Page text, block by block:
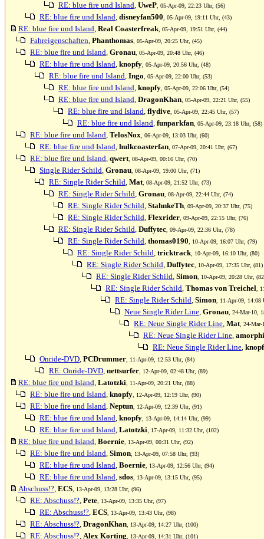
RE: blue fire und Island, UweP , 05-Apr-09, 22:23 Uhr, (56)
RE: blue fire und Island, disneyfan500 , 05-Apr-09, 19:11 Uhr, (43)
RE: blue fire und Island, Real Coasterfreak , 05-Apr-09, 19:51 Uhr, (44)
Fahreigenschaften, Phanthomas , 05-Apr-09, 20:25 Uhr, (45)
RE: blue fire und Island, Gronau , 05-Apr-09, 20:48 Uhr, (46)
RE: blue fire und Island, knopfy , 05-Apr-09, 20:56 Uhr, (48)
RE: blue fire und Island, Ingo , 05-Apr-09, 22:00 Uhr, (53)
RE: blue fire und Island, knopfy , 05-Apr-09, 22:06 Uhr, (54)
RE: blue fire und Island, DragonKhan , 05-Apr-09, 22:21 Uhr, (55)
RE: blue fire und Island, flydive , 05-Apr-09, 22:45 Uhr, (57)
RE: blue fire und Island, funparkfan , 05-Apr-09, 23:18 Uhr, (58)
RE: blue fire und Island, TelosNox , 06-Apr-09, 13:03 Uhr, (60)
RE: blue fire und Island, hulkcoasterfan , 07-Apr-09, 20:41 Uhr, (67)
RE: blue fire und Island, qwert , 08-Apr-09, 00:16 Uhr, (70)
Single Rider Schild, Gronau , 08-Apr-09, 19:00 Uhr, (71)
RE: Single Rider Schild, Mat , 08-Apr-09, 21:52 Uhr, (73)
RE: Single Rider Schild, Gronau , 08-Apr-09, 22:44 Uhr, (74)
RE: Single Rider Schild, StahnkeTh , 09-Apr-09, 20:37 Uhr, (75)
RE: Single Rider Schild, Flexrider , 09-Apr-09, 22:15 Uhr, (76)
RE: Single Rider Schild, Duffytec , 09-Apr-09, 22:36 Uhr, (78)
RE: Single Rider Schild, thomas0190 , 10-Apr-09, 16:07 Uhr, (79)
RE: Single Rider Schild, tricktrack , 10-Apr-09, 16:10 Uhr, (80)
RE: Single Rider Schild, Duffytec , 10-Apr-09, 17:35 Uhr, (81)
RE: Single Rider Schild, Simon , 10-Apr-09, 20:28 Uhr,
RE: Single Rider Schild, Thomas von Treichel ,
RE: Single Rider Schild, Simon , 11-Apr-09, 14:08
Neue Single Rider Line, Gronau , 24-Mar-10,
RE: Neue Single Rider Line, Mat , 24-
RE: Neue Single Rider Line,
RE: Neue Single Rider Line,
Onride-DVD, PCDrummer , 11-Apr-09, 12:53 Uhr, (84)
RE: Onride-DVD, nettsurfer , 12-Apr-09, 02:48 Uhr, (89)
RE: blue fire und Island, Latotzki , 11-Apr-09, 20:21 Uhr, (88)
RE: blue fire und Island, knopfy , 12-Apr-09, 12:19 Uhr, (90)
RE: blue fire und Island, Neptun , 12-Apr-09, 12:39 Uhr, (91)
RE: blue fire und Island, knopfy , 13-Apr-09, 14:14 Uhr, (99)
RE: blue fire und Island, Latotzki , 17-Apr-09, 11:32 Uhr, (102)
RE: blue fire und Island, Boernie , 13-Apr-09, 00:31 Uhr, (92)
RE: blue fire und Island, Simon , 13-Apr-09, 07:58 Uhr, (93)
RE: blue fire und Island, Boernie , 13-Apr-09, 12:56 Uhr, (94)
RE: blue fire und Island, sdos , 13-Apr-09, 13:15 Uhr, (95)
Abschuss!?, ECS , 13-Apr-09, 13:28 Uhr, (96)
RE: Abschuss!?, Pete , 13-Apr-09, 13:35 Uhr, (97)
RE: Abschuss!?, ECS , 13-Apr-09, 13:43 Uhr, (98)
RE: Abschuss!?, DragonKhan , 13-Apr-09, 14:27 Uhr, (100)
RE: Abschuss!?, Alex Korting , 13-Apr-09, 14:31 Uhr, (101)